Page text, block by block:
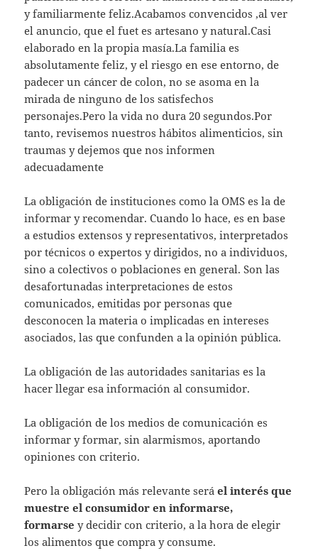
y familiarmente feliz.Acabamos convencidos ,al ver
el anuncio, que el fuet es artesano y natural.Casi
elaborado en la propia masía.La familia es
absolutamente feliz, y el riesgo en ese entorno, de
padecer un cáncer de colon, no se asoma en la
mirada de ninguno de los satisfechos
personajes.Pero la vida no dura 20 segundos.Por
tanto, revisemos nuestros hábitos alimenticios, sin
traumas y dejemos que nos informen
adecuadamente
La obligación de instituciones como la OMS es la de
informar y recomendar. Cuando lo hace, es en base
a estudios extensos y representativos, interpretados
por técnicos o expertos y dirigidos, no a individuos,
sino a colectivos o poblaciones en general. Son las
desafortunadas interpretaciones de estos
comunicados, emitidas por personas que
desconocen la materia o implicadas en intereses
asociados, las que confunden a la opinión pública.
La obligación de las autoridades sanitarias es la
hacer llegar esa información al consumidor.
La obligación de los medios de comunicación es
informar y formar, sin alarmismos, aportando
opiniones con criterio.
Pero la obligación más relevante seráel interés que
muestre el consumidor en informarse,
formarse y decidir con criterio, a la hora de elegir
los alimentos que compra y consume.